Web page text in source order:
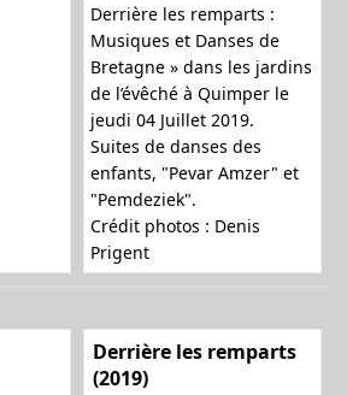
Derrière les remparts :
Musiques et Danses de
Bretagne » dans les jardins
de l’évêché à Quimper le
jeudi 04 Juillet 2019.
Suites de danses des
enfants, "Pevar Amzer" et
"Pemdeziek".
Crédit photos : Denis
Prigent
Derrière les remparts
(2019)